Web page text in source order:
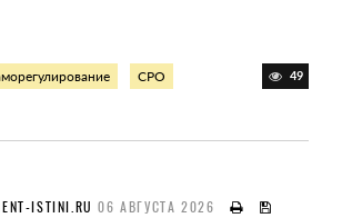
СРО 49
ISTINI.RU 06 АВГУСТА 2026